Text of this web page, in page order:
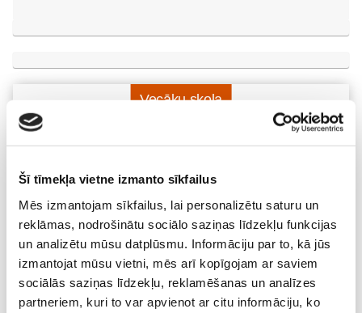
Šī tīmekļa vietne izmanto sīkfailus
Mēs izmantojam sīkfailus, lai personalizētu saturu un
reklāmas, nodrošinātu sociālo saziņas līdzekļu funkcijas
un analizētu mūsu datplūsmu. Informāciju par to, kā jūs
izmantojat mūsu vietni, mēs arī kopīgojam ar saviem
sociālās saziņas līdzekļu, reklamēšanas un analīzes
partneriem, kuri to var apvienot ar citu informāciju, ko
Vecāku skola
Topošo un jauno māmiņu lutināšanas programma ar
skaistumkopšanas speciālisti Ivetu Liberti
Izpārdots
Nodarbības citā laikā
Vaksācija topošajām un jaunajām māmiņām
07.08 16:30-17:00
Izpārdots